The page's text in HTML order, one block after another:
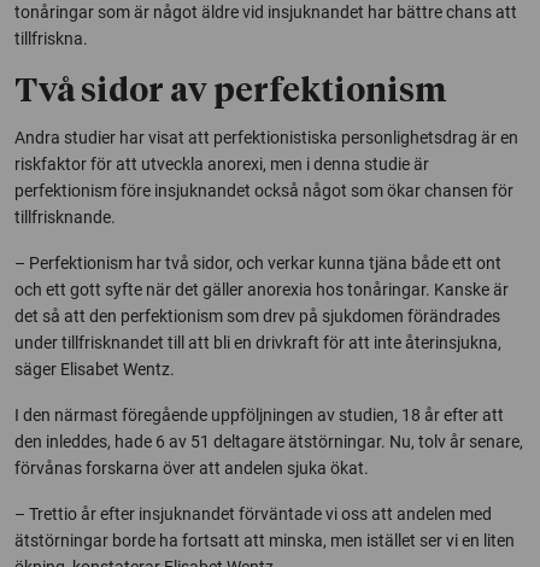
tonåringar som är något äldre vid insjuknandet har bättre chans att
tillfriskna.
Två sidor av perfektionism
Andra studier har visat att perfektionistiska personlighetsdrag är en
riskfaktor för att utveckla anorexi, men i denna studie är
perfektionism före insjuknandet också något som ökar chansen för
tillfrisknande.
– Perfektionism har två sidor, och verkar kunna tjäna både ett ont
och ett gott syfte när det gäller anorexia hos tonåringar. Kanske är
det så att den perfektionism som drev på sjukdomen förändrades
under tillfrisknandet till att bli en drivkraft för att inte återinsjukna,
säger Elisabet Wentz.
I den närmast föregående uppföljningen av studien, 18 år efter att
den inleddes, hade 6 av 51 deltagare ätstörningar. Nu, tolv år senare,
förvånas forskarna över att andelen sjuka ökat.
– Trettio år efter insjuknandet förväntade vi oss att andelen med
ätstörningar borde ha fortsatt att minska, men istället ser vi en liten